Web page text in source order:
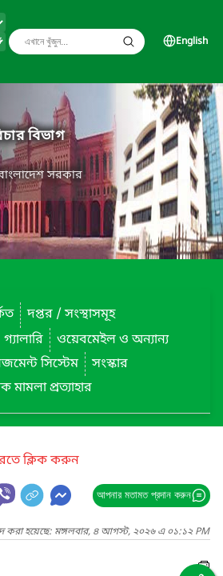
English
বিভাগ
বাংলাদেশ সরকার
দপ্তর / সংস্থাসমূহ
গ্যালারি
ওয়েবমেইল ও অন্যান্য
সিস্টেম
সংস্কার
প্রত্যাহার
ক্লিক করুন
আপনার মতামত প্রদান করুন
করা হয়েছে: মঙ্গলবার, ৪ আগস্ট, ২০২৬ এ ০১:১২ PM